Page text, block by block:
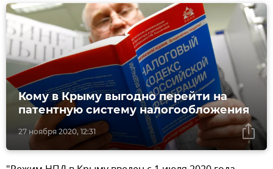
27 ноября 2020, 12:31
Кому в Крыму выгодно перейти на
патентную систему налогообложения